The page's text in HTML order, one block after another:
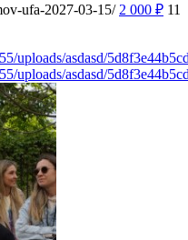
ufa-2027-03-15/ 2 000 ₽ 11
uploads/asdasd/
uploads/asdasd/